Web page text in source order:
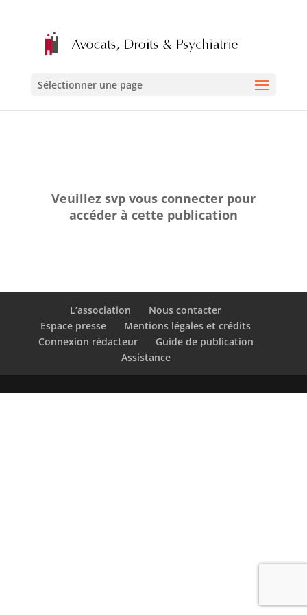
Sélectionner une page
Veuillez svp vous connecter pour
accéder à cette publication
L’association
Nous contacter
Espace presse
Mentions légales et crédits
Connexion rédacteur
Guide de publication
Assistance